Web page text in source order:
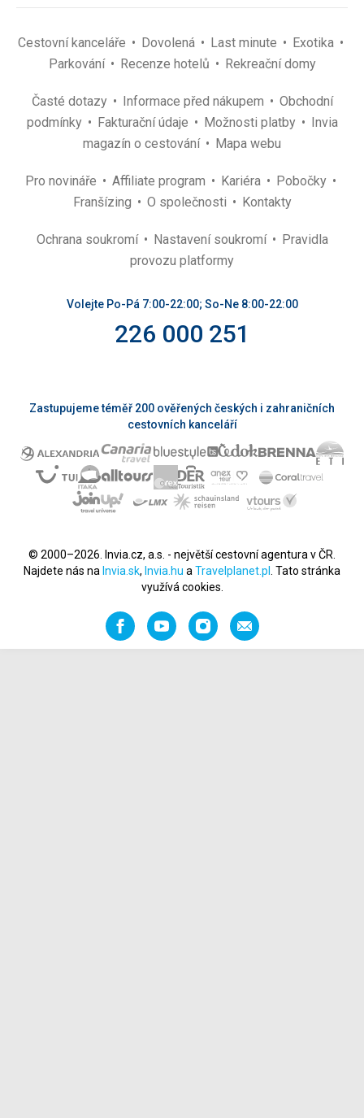
Cestovní kanceláře Dovolená Last minute
Exotika
Parkování
Recenze hotelů Rekreační domy
Časté dotazy Informace před nákupem
Obchodní
podmínky
Fakturační údaje Možnosti platby
Invia
magazín o cestování
Mapa webu
Pro novináře Affiliate program Kariéra
Pobočky
Franšízing
O společnosti Kontakty
Ochrana soukromí Nastavení soukromí
Pravidla
provozu platformy
Volejte Po-Pá 7:00-22:00; So-Ne 8:00-22:00
226 000 251
Zastupujeme téměř 200 ověřených českých i zahraničních
cestovních kanceláří
© 2000–2026. Invia.cz, a.s. - největší cestovní agentura v ČR.
Najdete nás na Invia.sk, Invia.hu a Travelplanet.pl
. Tato stránka
využívá cookies.
FacebookYouTubeInstagramNapište
nám